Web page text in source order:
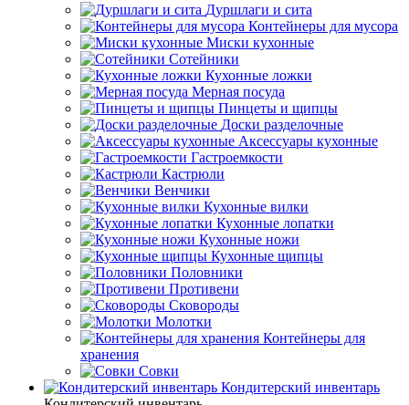
Дуршлаги и сита
Контейнеры для мусора
Миски кухонные
Сотейники
Кухонные ложки
Мерная посуда
Пинцеты и щипцы
Доски разделочные
Аксессуары кухонные
Гастроемкости
Кастрюли
Венчики
Кухонные вилки
Кухонные лопатки
Кухонные ножи
Кухонные щипцы
Половники
Противени
Сковороды
Молотки
Контейнеры для
хранения
Совки
Кондитерский инвентарь